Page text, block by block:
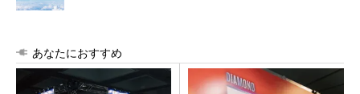
あなたにおすすめ